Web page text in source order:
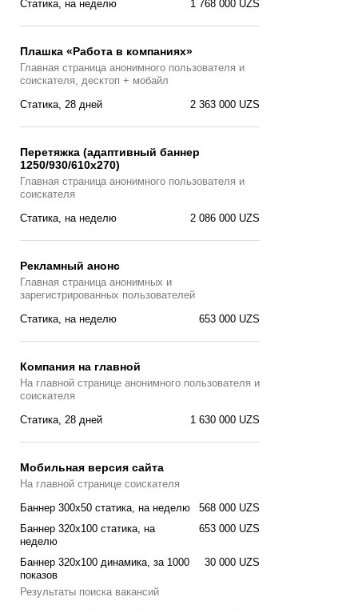
1 768 000 UZS
Статика, на неделю
Плашка «Работа в компаниях»
Главная страницa анонимного пользователя и
соискателя, десктоп + мобайл
2 363 000 UZS
Статика, 28 дней
Перетяжка (адаптивный баннер
1250/930/610х270)
Главная страницa анонимного пользователя и
соискателя
2 086 000 UZS
Статика, на неделю
Рекламный анонс
Главная страница анонимных и
зарегистрированных пользователей
653 000 UZS
Статика, на неделю
Компания на главной
На главной странице анонимного пользователя и
соискателя
1 630 000 UZS
Статика, 28 дней
Мобильная версия сайта
На главной странице соискателя
568 000 UZS
Баннер 300x50 статика, на неделю
653 000 UZS
Баннер 320x100 cтатика, на
неделю
30 000 UZS
Баннер 320x100 динамика, за 1000
показов
Результаты поиска вакансий